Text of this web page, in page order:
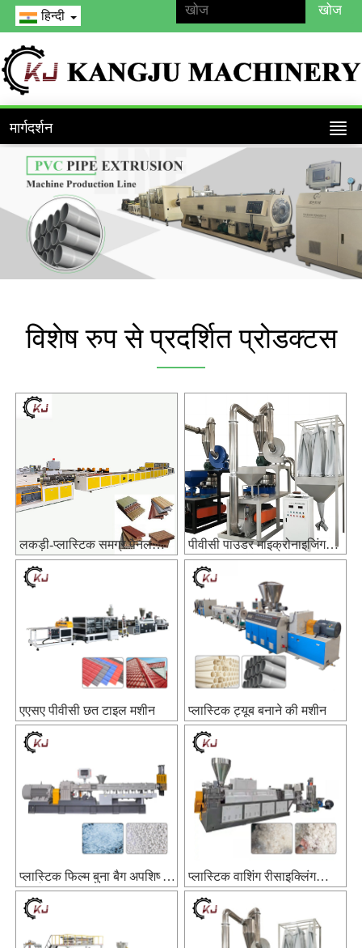
हिन्दी
मार्गदर्शन
विशेष रुप से प्रदर्शित प्रोडक्टस
लकड़ी-प्लास्टिक समग्र पैनल
उत्पादन लाइन
पीवीसी पाउडर माइक्रोनाइजिंग
उपकरण
एएसए पीवीसी छत टाइल मशीन प्लास्टिक ट्यूब बनाने की मशीन
प्लास्टिक फिल्म बुना बैग अपशिष्ट
पुनर्चक्रण मशीन
प्लास्टिक वाशिंग रीसाइक्लिंग
लाइन